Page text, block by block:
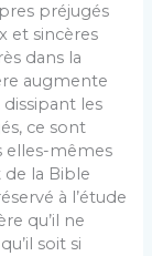
préjugés
et sincères
dans la
augmente
les
ce sont
elles-mêmes
de la Bible
à l’étude
qu’il ne
soit si